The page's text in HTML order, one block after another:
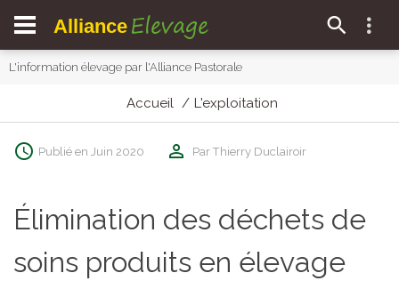
Alliance Elevage
L'information élevage par l'Alliance Pastorale
Accueil L'exploitation
Publié en Juin 2020 Par Thierry Duclairoir
Élimination des déchets de
soins produits en élevage